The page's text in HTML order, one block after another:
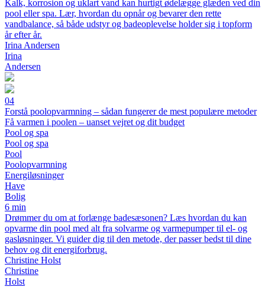
Kalk, korrosion og uklart vand kan hurtigt ødelægge glæden ved din
pool eller spa. Lær, hvordan du opnår og bevarer den rette
vandbalance, så både udstyr og badeoplevelse holder sig i topform
år efter år.
Irina Andersen
Irina
Andersen
04
Forstå poolopvarmning – sådan fungerer de mest populære metoder
Få varmen i poolen – uanset vejret og dit budget
Pool og spa
Pool og spa
Pool
Poolopvarmning
Energiløsninger
Have
Bolig
6 min
Drømmer du om at forlænge badesæsonen? Læs hvordan du kan
opvarme din pool med alt fra solvarme og varmepumper til el- og
gasløsninger. Vi guider dig til den metode, der passer bedst til dine
behov og dit energiforbrug.
Christine Holst
Christine
Holst